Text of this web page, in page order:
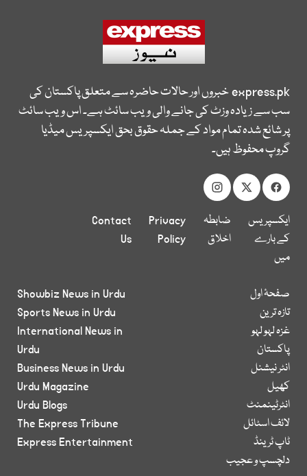
express.pkخبروں اور حالات حاضرہ سے متعلق پاکستان کی
سب سے زیادہ وزٹ کی جانے والی ویب سائٹ ہے۔ اس ویب سائٹ
پر شائع شدہ تمام مواد کے جملہ حقوق بحق ایکسپریس میڈیا
گروپ محفوظ ہیں۔
ایکسپریس
کے بارے
میں
ضابطہ
اخلاق
Privacy
Policy
Contact
Us
صفحۂ اول
تازہ ترین
غزہ لہو لہو
پاکستان
انٹر نیشنل
کھیل
انٹرٹینمنٹ
لائف اسٹائل
ٹاپ ٹرینڈ
دلچسپ و عجیب
Showbiz News in Urdu
Sports News in Urdu
International News in
Urdu
Business News in Urdu
Urdu Magazine
Urdu Blogs
The Express Tribune
Express Entertainment